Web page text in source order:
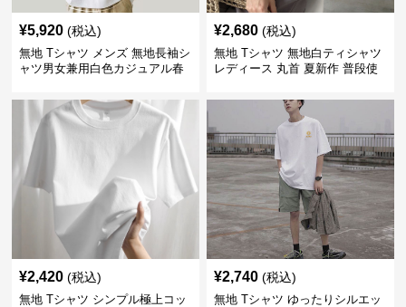
¥5,920 (税込)
無地 Tシャツ メンズ 無地長袖シ
ャツ男女兼用白色カジュアル春
¥2,680 (税込)
無地 Tシャツ 無地白ティシャツ
レディース 丸首 夏新作 普段使
¥2,420 (税込)
無地 Tシャツ シンプル極上コッ
¥2,740 (税込)
無地 Tシャツ ゆったりシルエッ